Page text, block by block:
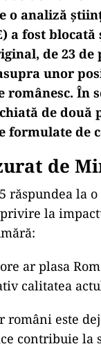
o analiză
a fost
de 23
unor
românesc. În
de două
formulate de
de
răspundea la
la